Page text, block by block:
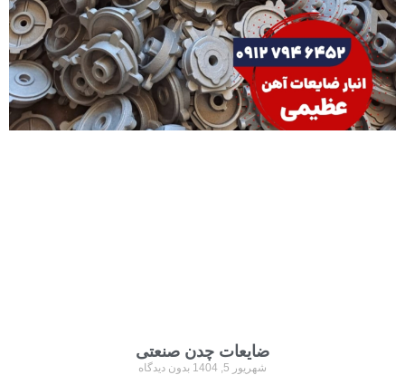
ضایعات چدن صنعتی
شهریور 5, 1404 بدون دیدگاه